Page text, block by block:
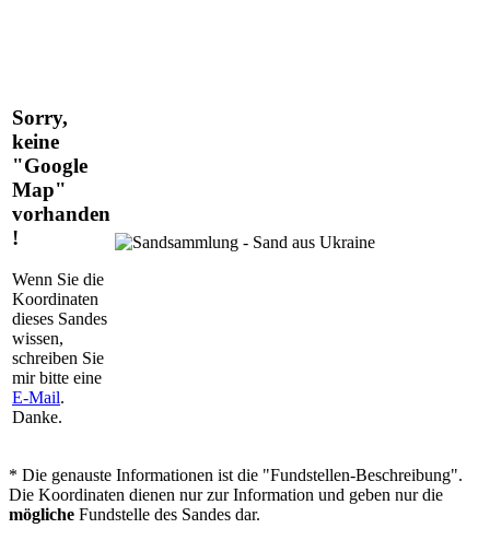
Sorry,
keine
"Google
Map"
vorhanden
!
Wenn Sie die
Koordinaten
dieses Sandes
wissen,
schreiben Sie
mir bitte eine
E-Mail.
Danke.
* Die genauste Informationen ist die "Fundstellen-Beschreibung".
Die Koordinaten dienen nur zur Information und geben nur die
mögliche Fundstelle des Sandes dar.